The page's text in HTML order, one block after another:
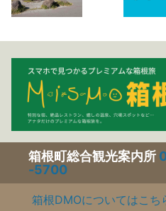
箱根町総合観光案内所
-5700
箱根DMOについてはこち